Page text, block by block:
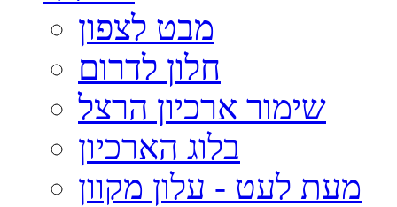
מבט לצפון
חלון לדרום
שימור ארכיון הרצל
בלוג הארכיון
מעת לעט - עלון מקוון